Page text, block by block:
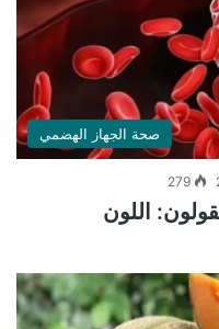
صحة الجهاز الهضمي
279
اللون